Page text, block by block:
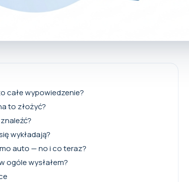
całe wypowiedzenie?
to złożyć?
wykładają?
auto — no i co teraz?
ogóle wysłałem?